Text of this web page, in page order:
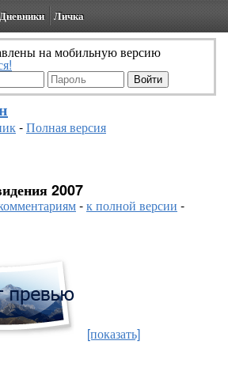
Дневники Личка
на мобильную версию
-Полная версия
2007
-к полной версии -
[показать]